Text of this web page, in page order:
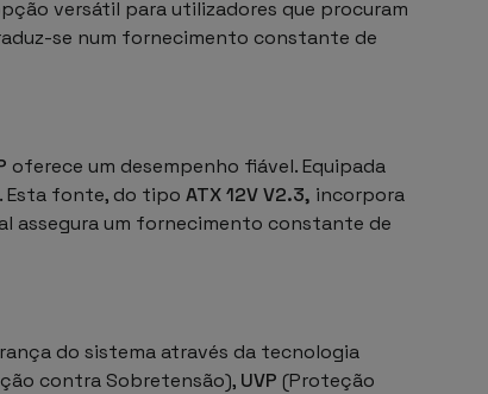
versátil para utilizadores que procuram
se num fornecimento constante de
oferece um desempenho fiável. Equipada
Esta fonte, do tipo ATX 12V V2.3, incorpora
assegura um fornecimento constante de
do sistema através da tecnologia
contra Sobretensão), UVP (Proteção